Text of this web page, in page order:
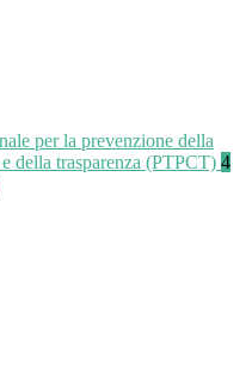
per la prevenzione della
della trasparenza (PTPCT) 4